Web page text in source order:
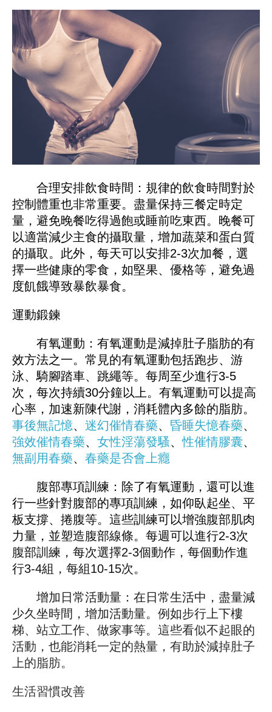
合理安排飲食時間：規律的飲食時間對於
控制體重也非常重要。盡量保持三餐定時定
量，避免晚餐吃得過飽或睡前吃東西。晚餐可
以適當減少主食的攝取量，增加蔬菜和蛋白質
的攝取。此外，每天可以安排2-3次加餐，選
擇一些健康的零食，如堅果、優格等，避免過
度飢餓導致暴飲暴食。
運動鍛鍊
有氧運動：有氧運動是減掉肚子脂肪的有
效方法之一。常見的有氧運動包括跑步、游
泳、騎腳踏車、跳繩等。每周至少進行3-5
次，每次持續30分鐘以上。有氧運動可以提高
心率，加速新陳代謝，消耗體內多餘的脂肪。
事後無記憶、 迷幻催情春藥、 昏睡失憶春藥、
強效催情春藥、 女性淫蕩發騷、性催情膠囊、
無副用春藥、 春藥是否會上癮
腹部專項訓練：除了有氧運動，還可以進
行一些針對腹部的專項訓練，如仰臥起坐、平
板支撐、捲腹等。這些訓練可以增強腹部肌肉
力量，並塑造腹部線條。每週可以進行2-3次
腹部訓練，每次選擇2-3個動作，每個動作進
行3-4組，每組10-15次。
增加日常活動量：在日常生活中，盡量減
少久坐時間，增加活動量。例如步行上下樓
梯、站立工作、做家事等。這些看似不起眼的
活動，也能消耗一定的熱量，有助於減掉肚子
上的脂肪。
生活習慣改善